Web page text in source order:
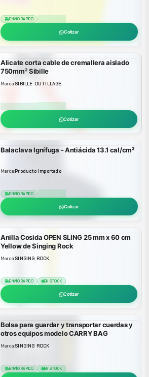
ENVÍO RÁPIDO
Cotizar
Alicate corta cable de cremallera aislado
750mm² Sibille
Marca:SIBILLE OUTILLAGE
Cotizar
Balaclava Ignífuga - Antiácida 13.1 cal/cm²
Marca:Producto Importado
ENVÍO RÁPIDO
Cotizar
Anilla Cosida OPEN SLING 25 mm x 60 cm
Yellow de Singing Rock
Marca:SINGING ROCK
ENVÍO RÁPIDO EN STOCK
Cotizar
Bolsa para guardar y transportar cuerdas y
otros equipos modelo CARRY BAG
Marca:SINGING ROCK
ENVÍO RÁPIDO EN STOCK